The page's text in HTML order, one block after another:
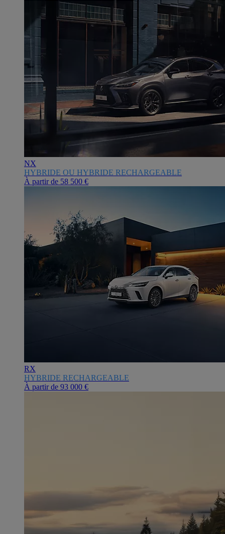
NX
HYBRIDE OU HYBRIDE RECHARGEABLE
À partir de 58 500 €
RX
HYBRIDE RECHARGEABLE
À partir de 93 000 €